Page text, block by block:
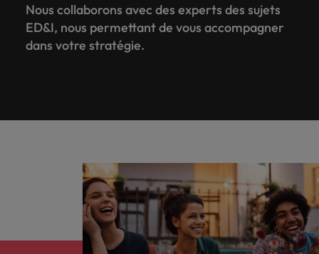
Nous collaborons avec des experts des sujets
ED&I, nous permettant de vous accompagner
dans votre stratégie.